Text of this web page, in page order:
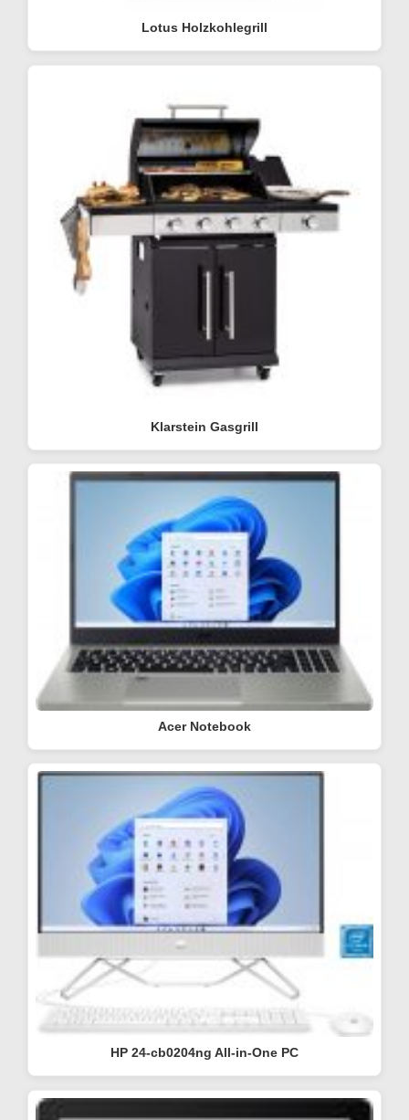
Lotus Holzkohlegrill
Klarstein Gasgrill
Acer Notebook
HP 24-cb0204ng All-in-One PC